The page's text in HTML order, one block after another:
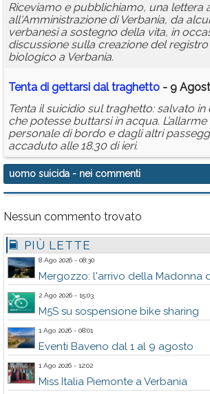
Riceviamo e pubblichiamo, una lettera
all'Amministrazione di Verbania, da
verbanesi a sostegno della vita, in
discussione sulla creazione del
biologico a Verbania.
Tenta di gettarsi dal traghetto - 9
Tenta il suicidio sul traghetto: salvato
che potesse buttarsi in acqua.
personale di bordo e dagli altri
accaduto alle 18.30 di ieri.
uomo suicida - nei commenti
Nessun commento trovato
PIÙ LETTE
8 Ago 2026 - 08:30
Mergozzo: l'arrivo della Madonna
2 Ago 2026 - 15:03
M5S su sospensione bike sharing
1 Ago 2026 - 08:01
Eventi Baveno dal 1 al 9 agosto
1 Ago 2026 - 12:02
Miss Italia Piemonte a Verbania